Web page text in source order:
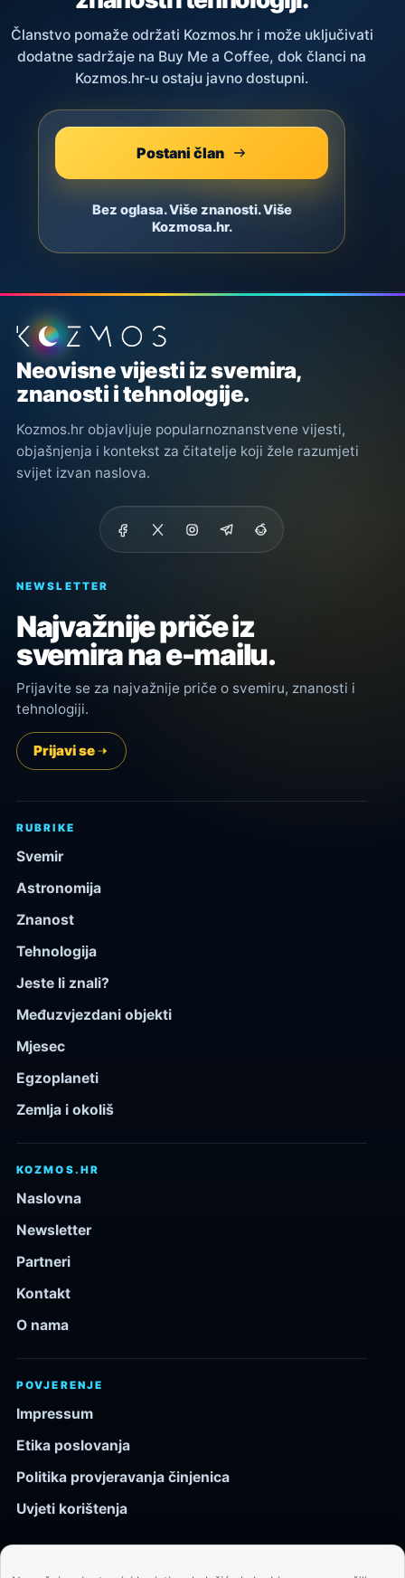
Članstvo pomaže održati Kozmos.hr i može uključivati
dodatne sadržaje na Buy Me a Coffee, dok članci na
Kozmos.hr-u ostaju javno dostupni.
Postani član
Bez oglasa. Više znanosti. Više
Kozmosa.hr.
Podnožje stranice
Neovisne vijesti iz svemira,
znanosti i tehnologije.
Kozmos.hr objavljuje popularnoznanstvene vijesti,
objašnjenja i kontekst za čitatelje koji žele razumjeti
svijet izvan naslova.
NEWSLETTER
Najvažnije priče iz
svemira na e-mailu.
Prijavite se za najvažnije priče o svemiru, znanosti i
tehnologiji.
Prijavi se
RUBRIKE
Svemir
Astronomija
Znanost
Tehnologija
Jeste li znali?
Međuzvjezdani objekti
Mjesec
Egzoplaneti
Zemlja i okoliš
KOZMOS.HR
Naslovna
Newsletter
Partneri
Kontakt
O nama
POVJERENJE
Impressum
Etika poslovanja
Politika provjeravanja činjenica
Uvjeti korištenja